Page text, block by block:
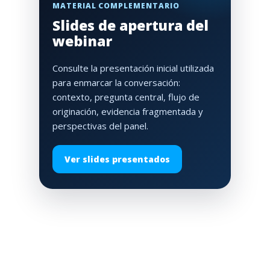
MATERIAL COMPLEMENTARIO
Slides de apertura del
webinar
Consulte la presentación inicial utilizada
para enmarcar la conversación:
contexto, pregunta central, flujo de
originación, evidencia fragmentada y
perspectivas del panel.
Ver slides presentados